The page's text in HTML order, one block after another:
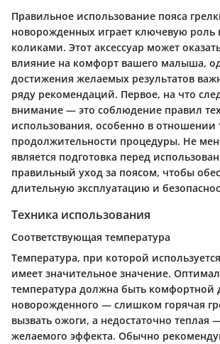
Правильное использование пояса
новорожденных играет ключевую роль
коликами. Этот аксессуар может
влияние на комфорт вашего малыша,
достижения желаемых результатов
ряду рекомендаций. Первое, на что
внимание — это соблюдение правил
использования, особенно в отношении
продолжительности процедуры. Не
является подготовка перед
правильный уход за поясом, чтобы
длительную эксплуатацию и
Техника использования
Соответствующая температура
Температура, при которой
имеет значительное значение.
температура должна быть комфортной
новорожденного — слишком горячая
вызвать ожоги, а недостаточно теплая
желаемого эффекта. Обычно